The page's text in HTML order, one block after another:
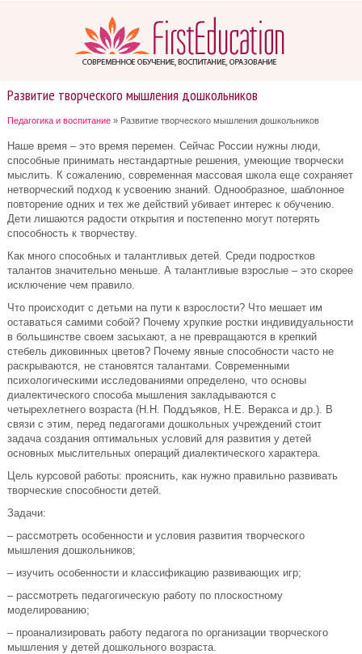
Развитие творческого мышления дошкольников
Педагогика и воспитание » Развитие творческого мышления дошкольников
Наше время – это время перемен. Сейчас России нужны люди,
способные принимать нестандартные решения, умеющие творчески
мыслить. К сожалению, современная массовая школа еще сохраняет
нетворческий подход к усвоению знаний. Однообразное, шаблонное
повторение одних и тех же действий убивает интерес к обучению.
Дети лишаются радости открытия и постепенно могут потерять
способность к творчеству.
Как много способных и талантливых детей. Среди подростков
талантов значительно меньше. А талантливые взрослые – это скорее
исключение чем правило.
Что происходит с детьми на пути к взрослости? Что мешает им
оставаться самими собой? Почему хрупкие ростки индивидуальности
в большинстве своем засыхают, а не превращаются в крепкий
стебель диковинных цветов? Почему явные способности часто не
раскрываются, не становятся талантами. Современными
психологическими исследованиями определено, что основы
диалектического способа мышления закладываются с
четырехлетнего возраста (Н.Н. Поддъяков, Н.Е. Веракса и др.). В
связи с этим, перед педагогами дошкольных учреждений стоит
задача создания оптимальных условий для развития у детей
основных мыслительных операций диалектического характера.
Цель курсовой работы: прояснить, как нужно правильно развивать
творческие способности детей.
Задачи:
– рассмотреть особенности и условия развития творческого
мышления дошкольников;
– изучить особенности и классификацию развивающих игр;
– рассмотреть педагогическую работу по плоскостному
моделированию;
– проанализировать работу педагога по организации творческого
мышления у детей дошкольного возраста.